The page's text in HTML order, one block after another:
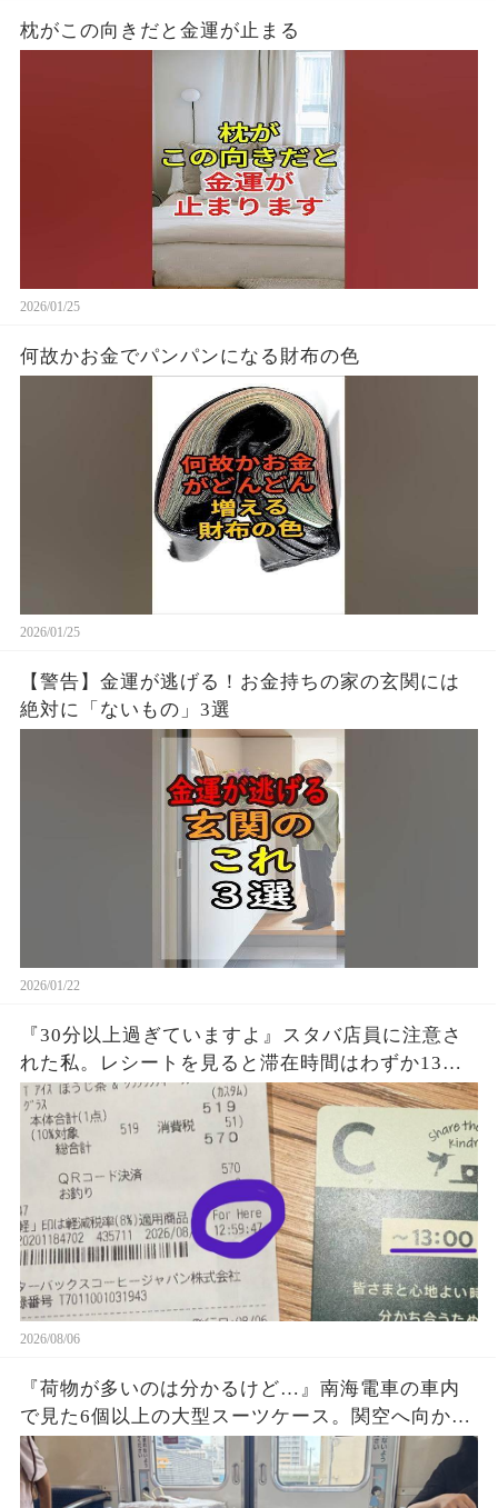
枕がこの向きだと金運が止まる
2026/01/25
何故かお金でパンパンになる財布の色
2026/01/25
【警告】金運が逃げる！お金持ちの家の玄関には
絶対に「ないもの」3選
2026/01/22
『30分以上過ぎていますよ』スタバ店員に注意さ
れた私。レシートを見ると滞在時間はわずか13
秒？『For Here 12:59:41』という謎の表示に困
惑…一体何を基準に数えていたのか確認した結果
2026/08/06
『荷物が多いのは分かるけど…』南海電車の車内
で見た6個以上の大型スーツケース。関空へ向かう
旅行客の荷物が乗降口を塞ぎ、周囲が避け続けた
理由に考えさせられた